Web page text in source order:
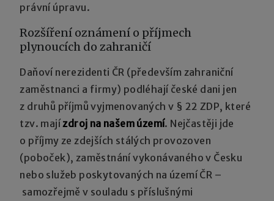
právní úpravu.
Rozšíření oznámení o příjmech
plynoucích do zahraničí
Daňoví nerezidenti ČR (především zahraniční
zaměstnanci a firmy) podléhají české dani jen
z druhů příjmů vyjmenovaných v § 22 ZDP, které
tzv. majízdroj na našem území. Nejčastěji jde
o příjmy ze zdejších stálých provozoven
(poboček), zaměstnání vykonávaného v Česku
nebo služeb poskytovaných na území ČR –
samozřejmě v souladu s příslušnými